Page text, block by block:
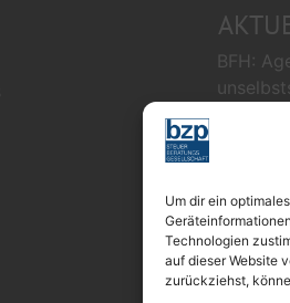
Um dir ein
Technologien
auf dieser Website
zurückziehst,
BFH:
örtliche
macht